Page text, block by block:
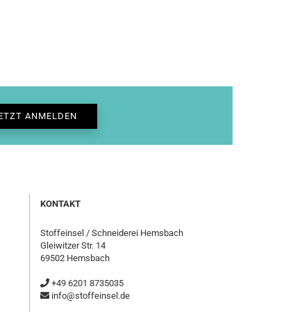
KONTAKT
Stoffeinsel / Schneiderei Hemsbach
Gleiwitzer Str. 14
69502 Hemsbach
+49 6201 8735035
info@stoffeinsel.de